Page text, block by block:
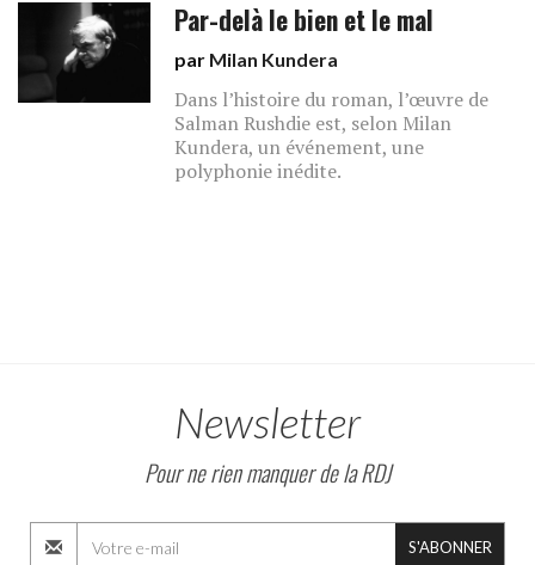
Par-delà le bien et le mal
par Milan Kundera
Dans l’histoire du roman, l’œuvre de
Salman Rushdie est, selon Milan
Kundera, un événement, une
polyphonie inédite.
Newsletter
Pour ne rien manquer de la RDJ
S'ABONNER